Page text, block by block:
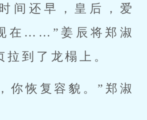
间还早，皇后，爱
在……”姜辰将郑淑
拉到了龙榻上。
你恢复容貌。”郑淑